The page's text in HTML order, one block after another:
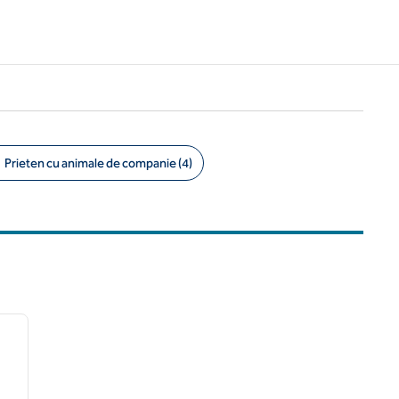
Prieten cu animale de companie (4)
imaginea următoare